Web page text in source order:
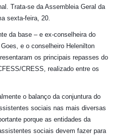
Trata-se da Assembleia Geral da
sexta-feira, 20.
da base – e ex-conselheira do
e o conselheiro Helenilton
os principais repasses do
CRESS, realizado entre os
o balanço da conjuntura do
sociais nas mais diversas
porque as entidades da
sociais devem fazer para